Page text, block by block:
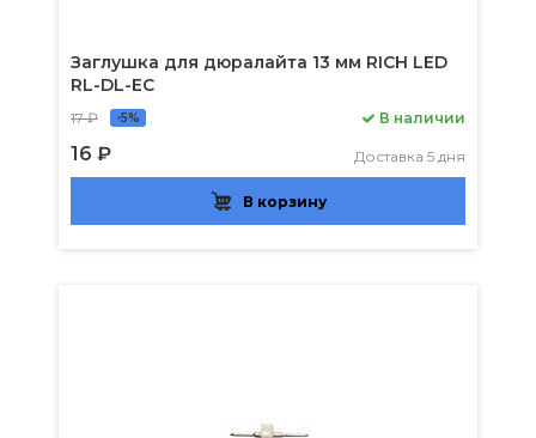
Заглушка для дюралайта 13 мм RICH LED
RL-DL-EC
17 ₽ -5%
16 ₽
В наличии
Доставка 5 дня
В корзину